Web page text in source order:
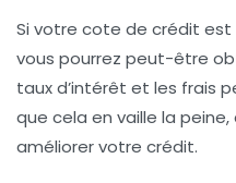
Si votre cote de crédit est
vous pourrez peut-être
taux d’intérêt et les frais
que cela en vaille la
améliorer votre crédit.